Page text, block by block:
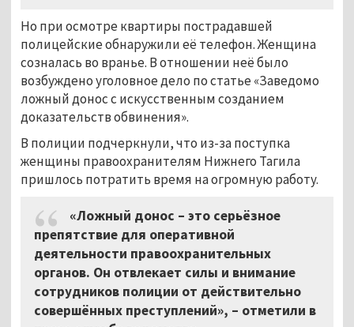
Но при осмотре квартиры пострадавшей
полицейские обнаружили её телефон. Женщина
созналась во вранье. В отношении неё было
возбуждено уголовное дело по статье «Заведомо
ложный донос с искусственным созданием
доказательств обвинения».
В полиции подчеркнули, что из-за поступка
женщины правоохранителям Нижнего Тагила
пришлось потратить время на огромную работу.
«Ложный донос – это серьёзное
препятствие для оперативной
деятельности правоохранительных
органов. Он отвлекает силы и внимание
сотрудников полиции от действительно
совершённых преступлений», – отметили в